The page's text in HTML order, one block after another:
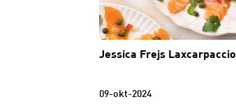
Jessica Frejs Laxcarpaccio
09-okt-2024